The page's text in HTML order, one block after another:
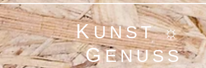
KUNST ☼
GENUSS